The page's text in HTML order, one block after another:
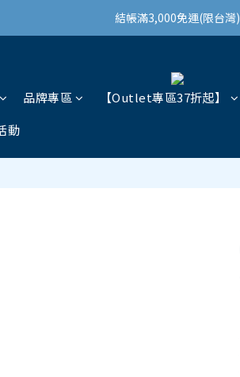
結帳滿3,000免運(限台灣)
結帳滿3,000免運(限台灣)
結帳滿3,000免運(限台灣)
品牌專區 【Outlet專區37折起】
動